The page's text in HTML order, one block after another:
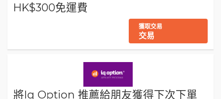
HK$300免運費
獲取交易
交易
將Iq Option 推薦給朋友獲得下次下單